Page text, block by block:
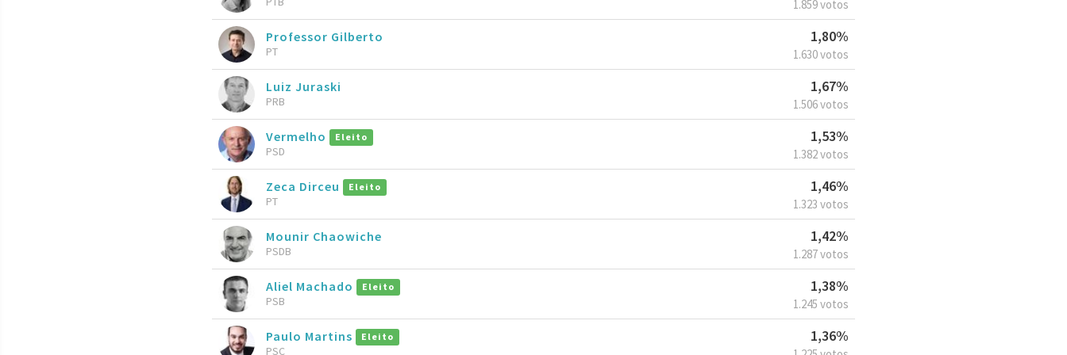
1.859 votos
Professor Gilberto
PT
1,80%
1.630 votos
Luiz Juraski
PRB
1,67%
1.506 votos
Vermelho Eleito
PSD
1,53%
1.382 votos
Zeca Dirceu Eleito
PT
1,46%
1.323 votos
Mounir Chaowiche
PSDB
1,42%
1.287 votos
Aliel Machado Eleito
PSB
1,38%
1.245 votos
Paulo Martins Eleito
PSC
1,36%